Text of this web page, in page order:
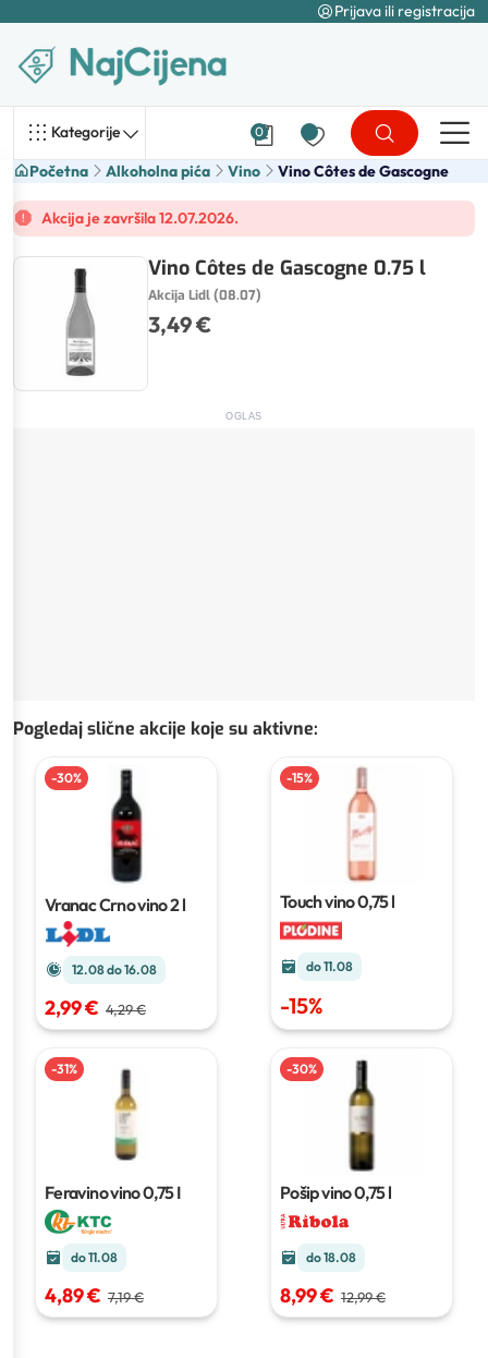
Prijava ili registracija
Kategorije 0
Početna Alkoholna pića Vino Vino Côtes de Gascogne
Akcija je završila 12.07.2026.
Vino Côtes de Gascogne 0.75 l
Akcija Lidl (08.07)
3,49 €
OGLAS
Pogledaj slične akcije koje su aktivne:
-30%
Vranac Crno vino2 l
12.08 do 16.08
2,99 € 4,29 €
-15%
Touch vino0,75 l
do 11.08
-15%
-31%
Feravino vino0,75 I
do 11.08
4,89 € 7,19 €
-30%
Pošip vino0,75 l
do 18.08
8,99 € 12,99 €